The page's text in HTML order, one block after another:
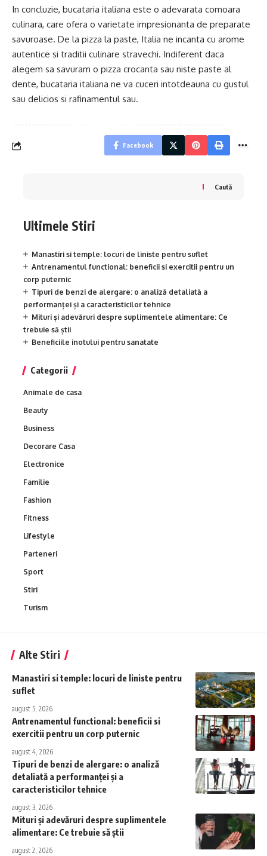
In concluzie, bucataria italiana este o adevarata comoara
culinara, care ofera o varietate impresionanta de preparate
savuroase. De la pizza la paste, Italia ne incanta cu arome
autentice si traditii culinare stravechi. Indiferent daca
alegem sa savuram o pizza crocanta sau niste paste al
dente, bucataria italiana ne va cuceri intotdeauna cu gustul
sau delicios si rafinamentul sau.
Facebook
Caută
Ultimele Stiri
Manastiri si temple: locuri de liniste pentru suflet
Antrenamentul functional: beneficii si exercitii pentru un
corp puternic
Tipuri de benzi de alergare: o analiză detaliată a
performanței și a caracteristicilor tehnice
Mituri și adevăruri despre suplimentele alimentare: Ce
trebuie să știi
Beneficiile inotului pentru sanatate
Categorii
Animale de casa
Beauty
Business
Decorare Casa
Electronice
Familie
Fashion
Fitness
Lifestyle
Parteneri
Sport
Stiri
Turism
Alte Stiri
Manastiri si temple: locuri de liniste pentru
suflet
august 5, 2026
Antrenamentul functional: beneficii si
exercitii pentru un corp puternic
august 4, 2026
Tipuri de benzi de alergare: o analiză
detaliată a performanței și a
caracteristicilor tehnice
august 3, 2026
Mituri și adevăruri despre suplimentele
alimentare: Ce trebuie să știi
august 2, 2026